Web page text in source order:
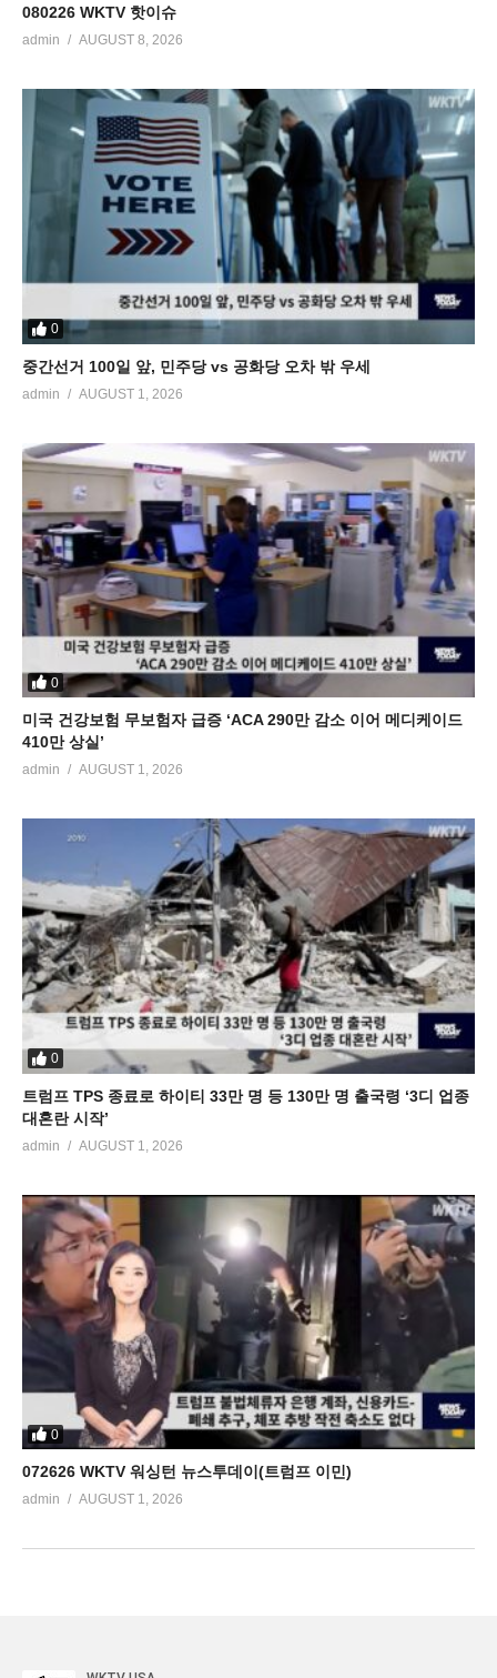
080226 WKTV 핫이슈
admin AUGUST 8, 2026
0
중간선거 100일 앞, 민주당 vs 공화당 오차 밖 우세
admin AUGUST 1, 2026
0
미국 건강보험 무보험자 급증 ‘ACA 290만 감소 이어 메디케이드
410만 상실’
admin AUGUST 1, 2026
0
트럼프 TPS 종료로 하이티 33만 명 등 130만 명 출국령 ‘3디 업종
대혼란 시작’
admin AUGUST 1, 2026
0
072626 WKTV 워싱턴 뉴스투데이(트럼프 이민)
admin AUGUST 1, 2026